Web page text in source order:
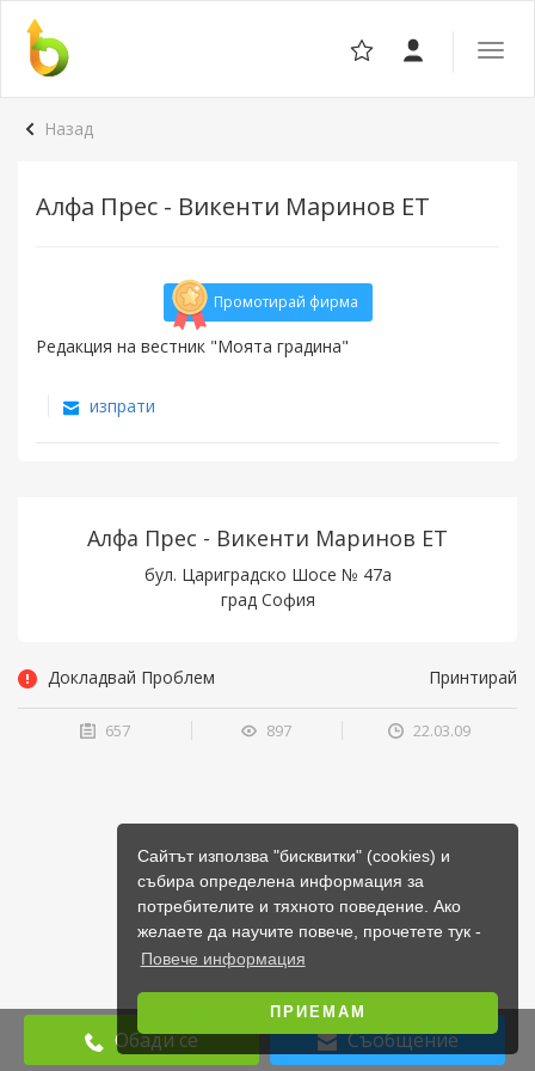
Сайтът използва "бисквитки" (cookies) и
събира определена информация за
потребителите и тяхното поведение. Ако
желаете да научите повече, прочетете тук -
Повече информация
ПРИЕМАМ
Назад
Алфа Прес - Викенти Маринов ЕТ
Промотирай фирма
Редакция на вестник "Моята градина"
изпрати
Алфа Прес - Викенти Маринов ЕТ
бул. Цариградско Шосе № 47а
град София
Обади се Съобщение
Докладвай Проблем Принтирай
657 897 22.03.09